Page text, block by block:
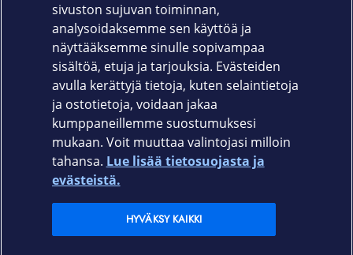
Elisa.fi
sivuston sujuvan toiminnan,
analysoidaksemme sen käyttöä ja
näyttääksemme sinulle sopivampaa
sisältöä, etuja ja tarjouksia. Evästeiden
avulla kerättyjä tietoja, kuten selaintietoja
ja ostotietoja, voidaan jakaa
kumppaneillemme suostumuksesi
mukaan. Voit muuttaa valintojasi milloin
tahansa. Lue lisää tietosuojasta ja
evästeistä.
HYVÄKSY KAIKKI